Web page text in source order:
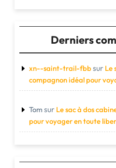
Derniers
xn--saint-trail-fbbsur Le
compagnon idéal pour
Tom sur Le sac à dos
pour voyager en toute